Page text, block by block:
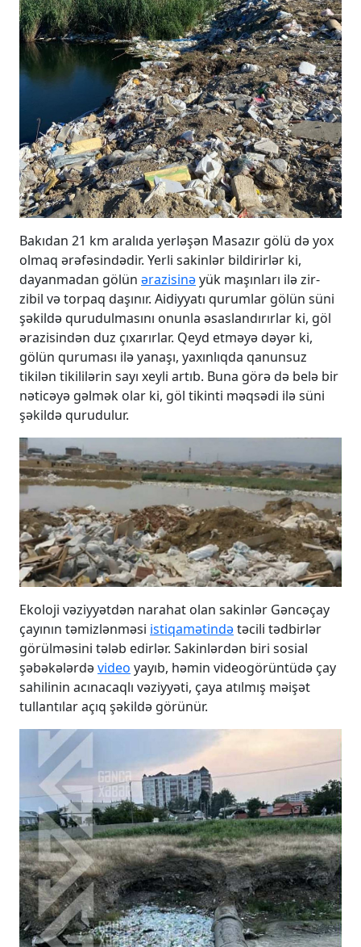
Bakıdan 21 km aralıda yerləşən Masazır gölü də yox
olmaq ərəfəsindədir. Yerli sakinlər bildirirlər ki,
dayanmadan gölün ərazisinəyük maşınları ilə zir-
zibil və torpaq daşınır. Aidiyyatı qurumlar gölün süni
şəkildə qurudulmasını onunla əsaslandırırlar ki, göl
ərazisindən duz çıxarırlar. Qeyd etməyə dəyər ki,
gölün quruması ilə yanaşı, yaxınlıqda qanunsuz
tikilən tikililərin sayı xeyli artıb. Buna görə də belə bir
nəticəyə gəlmək olar ki, göl tikinti məqsədi ilə süni
şəkildə qurudulur.
Ekoloji vəziyyətdən narahat olan sakinlər Gəncəçay
çayının təmizlənməsi istiqamətindətəcili tədbirlər
görülməsini tələb edirlər. Sakinlərdən biri sosial
şəbəkələrdəvideo yayıb, həmin videogörüntüdə çay
sahilinin acınacaqlı vəziyyəti, çaya atılmış məişət
tullantılar açıq şəkildə görünür.